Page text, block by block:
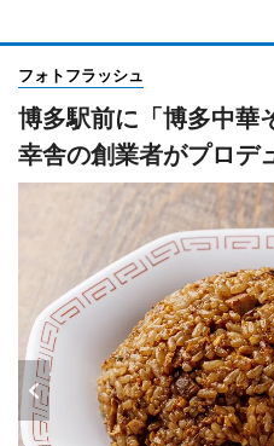
フォトフラッシュ
博多駅前に「博多中
幸舎の創業者がプロデ